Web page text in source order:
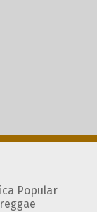
Popular